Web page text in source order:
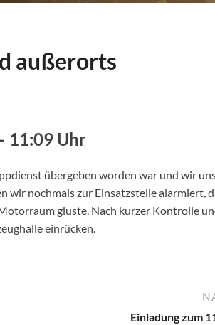
außerorts
11:09 Uhr
übergeben worden war und wir
wir nochmals zur Einsatzstelle alarmiert,
gluste. Nach kurzer Kontrolle
einrücken.
Einladung zum